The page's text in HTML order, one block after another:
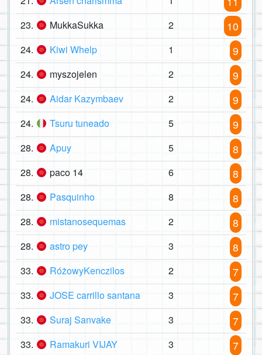
23. MukkaSukka 2 10
24. Kiwi Whelp 1 9
24. myszojelen 2 9
24. Aidar Kazymbaev 2 9
24. Tsuru tuneado 5 9
28. Apuy 5 8
28. paco 14 6 8
28. Pasquinho 8 8
28. mistanosequemas 2 8
28. astro pey 3 8
33. RóżowyKenczilos 2 7
33. JOSE carrillo santana 3 7
33. Suraj Sanvake 3 7
33. Ramakuri VIJAY 3 7